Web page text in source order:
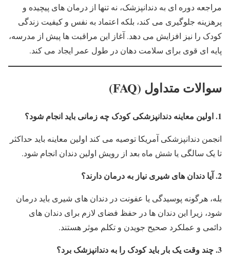
مراجعه دوره ای به دندانپزشک، نه تنها از درمان های پیچیده و
پرهزینه جلوگیری می کند، بلکه اعتماد به نفس و کیفیت زندگی
کودک را نیز افزایش می دهد. آغاز این مراقبت ها پیش از مدرسه،
پایه ای قوی برای سلامت دهان در طول عمر ایجاد می کند.
سوالات متداول (FAQ)
1. اولین معاینه دندانپزشکی کودک چه زمانی باید انجام شود؟
انجمن دندانپزشکی آمریکا توصیه می کند اولین معاینه باید حداکثر
تا یک سالگی یا شش ماه بعد از رویش اولین دندان انجام شود.
2. آیا دندان های شیری نیاز به درمان دارند؟
بله، هرگونه پوسیدگی یا عفونت در دندان های شیری باید درمان
شود، زیرا این دندان ها در حفظ فضای لازم برای دندان های
دائمی و عملکرد صحیح جویدن و تکلم موثر هستند.
3. چند وقت یک بار باید کودک را به دندانپزشک برد؟